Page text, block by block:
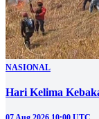
NASIONAL
Hari Kelima